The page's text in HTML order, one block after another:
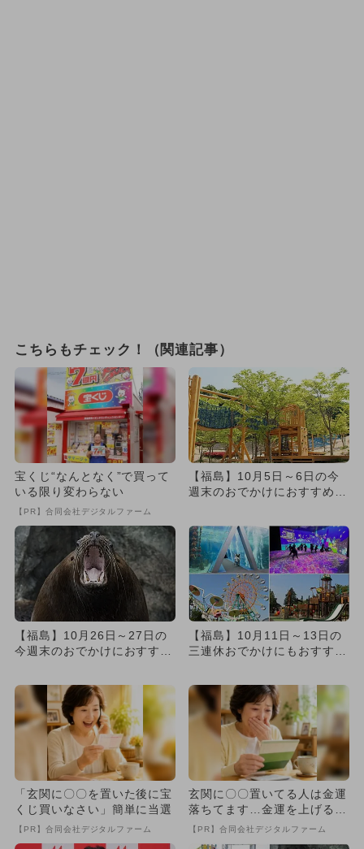
こちらもチェック！（関連記事）
宝くじ“なんとなく”で買って
いる限り変わらない
【PR】合同会社デジタルファーム
【福島】10月5日～6日の今
週末のおでかけにおすすめ！
【福島】10月26日～27日の
今週末のおでかけにおすす
【福島】10月11日～13日の
三連休おでかけにもおすす
「玄関に〇〇を置いた後に宝
くじ買いなさい」簡単に当選
【PR】合同会社デジタルファーム
玄関に〇〇置いてる人は金運
落ちてます…金運を上げる方
法とは
【PR】合同会社デジタルファーム